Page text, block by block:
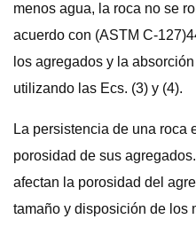
menos agua, la roca no se
acuerdo con (ASTM C-
los agregados y la
utilizando las Ecs. (3) y (4).
La persistencia de una roca
porosidad de sus
afectan la porosidad del
tamaño y disposición de los